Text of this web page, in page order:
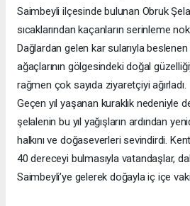
Saimbeyli ilçesinde bulunan Obruk
sıcaklarından kaçanların serinleme
Dağlardan gelen kar sularıyla beslenen
ağaçlarının gölgesindeki doğal
rağmen çok sayıda ziyaretçiyi ağırladı.
Geçen yıl yaşanan kuraklık nedeniyle
şelalenin bu yıl yağışların ardından
halkını ve doğaseverleri sevindirdi.
40 dereceyi bulmasıyla vatandaşlar,
Saimbeyli’ye gelerek doğayla iç içe